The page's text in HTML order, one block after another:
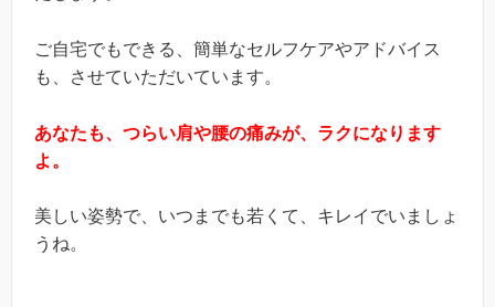
ご自宅でもできる、簡単なセルフケアやアドバイス
も、させていただいています。
あなたも、つらい肩や腰の痛みが、ラクになります
よ。
美しい姿勢で、いつまでも若くて、キレイでいましょ
うね。